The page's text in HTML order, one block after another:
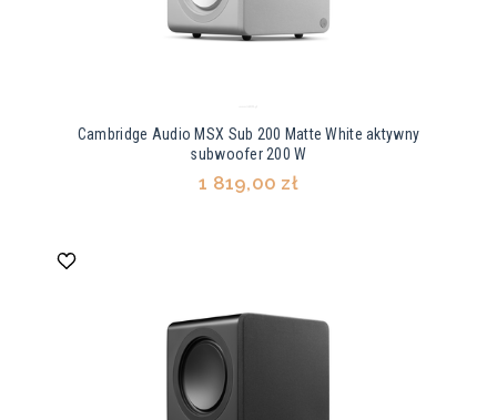
Cambridge Audio MSX Sub 200 Matte White aktywny
subwoofer 200 W
1 819,00 zł